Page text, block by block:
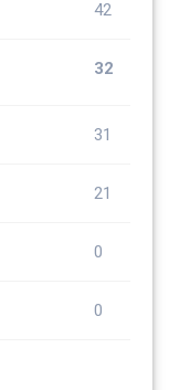
42
32
31
21
0
0